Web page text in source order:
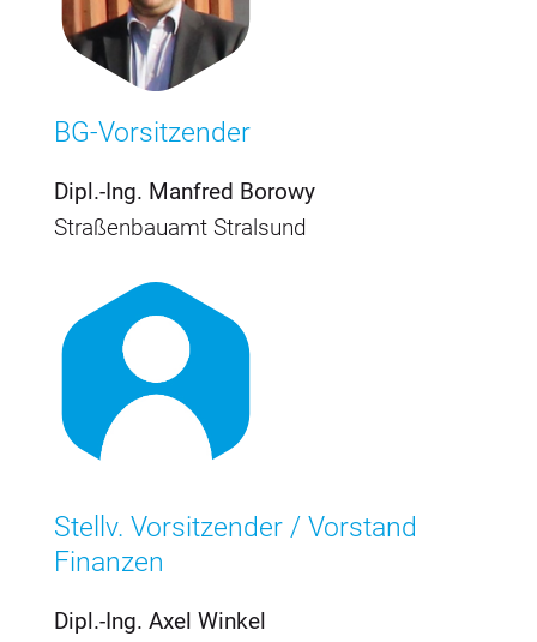
BG-Vorsitzender
Dipl.-Ing. Manfred Borowy
Straßenbauamt Stralsund
Stellv. Vorsitzender / Vorstand
Finanzen
Dipl.-Ing. Axel Winkel